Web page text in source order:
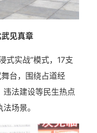
见真章
式实战”模式，17支
台，围绕占道经
违法建设等民生热点
场景。